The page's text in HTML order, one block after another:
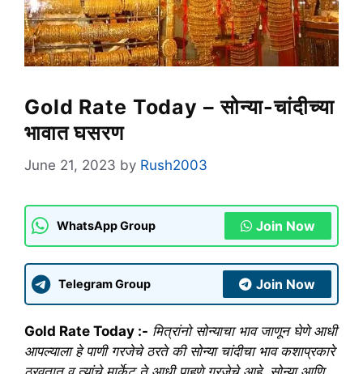
Gold Rate Today – सोन्या-चांदीच्या
भावात घसरण
June 21, 2023 by Rush2003
WhatsApp Group Join Now
Telegram Group Join Now
Gold Rate Today :- मित्रांनो सोन्याचा भाव जाणून घेणे आधी
आपल्याला हे पाणी गरजेचे ठरते की सोन्या चांदीचा भाव कशाप्रकारे